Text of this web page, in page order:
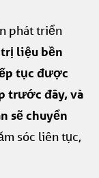
phát triển
liệu bền
tục được
trước đây, và
sẽ chuyển
sóc liên tục,